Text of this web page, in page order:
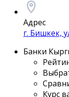
Адрес
г. Бишкек,
Банки
Курс